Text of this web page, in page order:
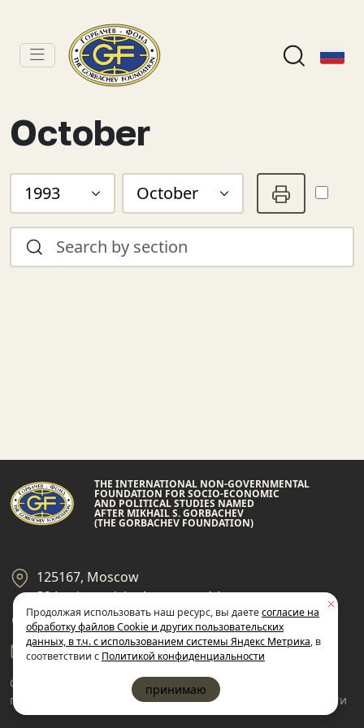
October
1993 October
THE INTERNATIONAL NON-GOVERNMENTAL
FOUNDATION FOR SOCIO-ECONOMIC
AND POLITICAL STUDIES NAMED
AFTER MIKHAIL S. GORBACHEV
(THE GORBACHEV FOUNDATION)
125167, Moscow
39 Leningradsky Ave., page 14
+7 495 945-59-99
gf@gorby.ru
Cогласие на обработку
пользовательских данных
конфиденциальности
Продолжая использовать наш ресурс, вы даетесогласие на
обработку файлов Cookie и других пользовательских
данных, в т.ч. с использованием системы Яндекс Метрика, в
соответствии с Политикой конфиденциальности
принимаю